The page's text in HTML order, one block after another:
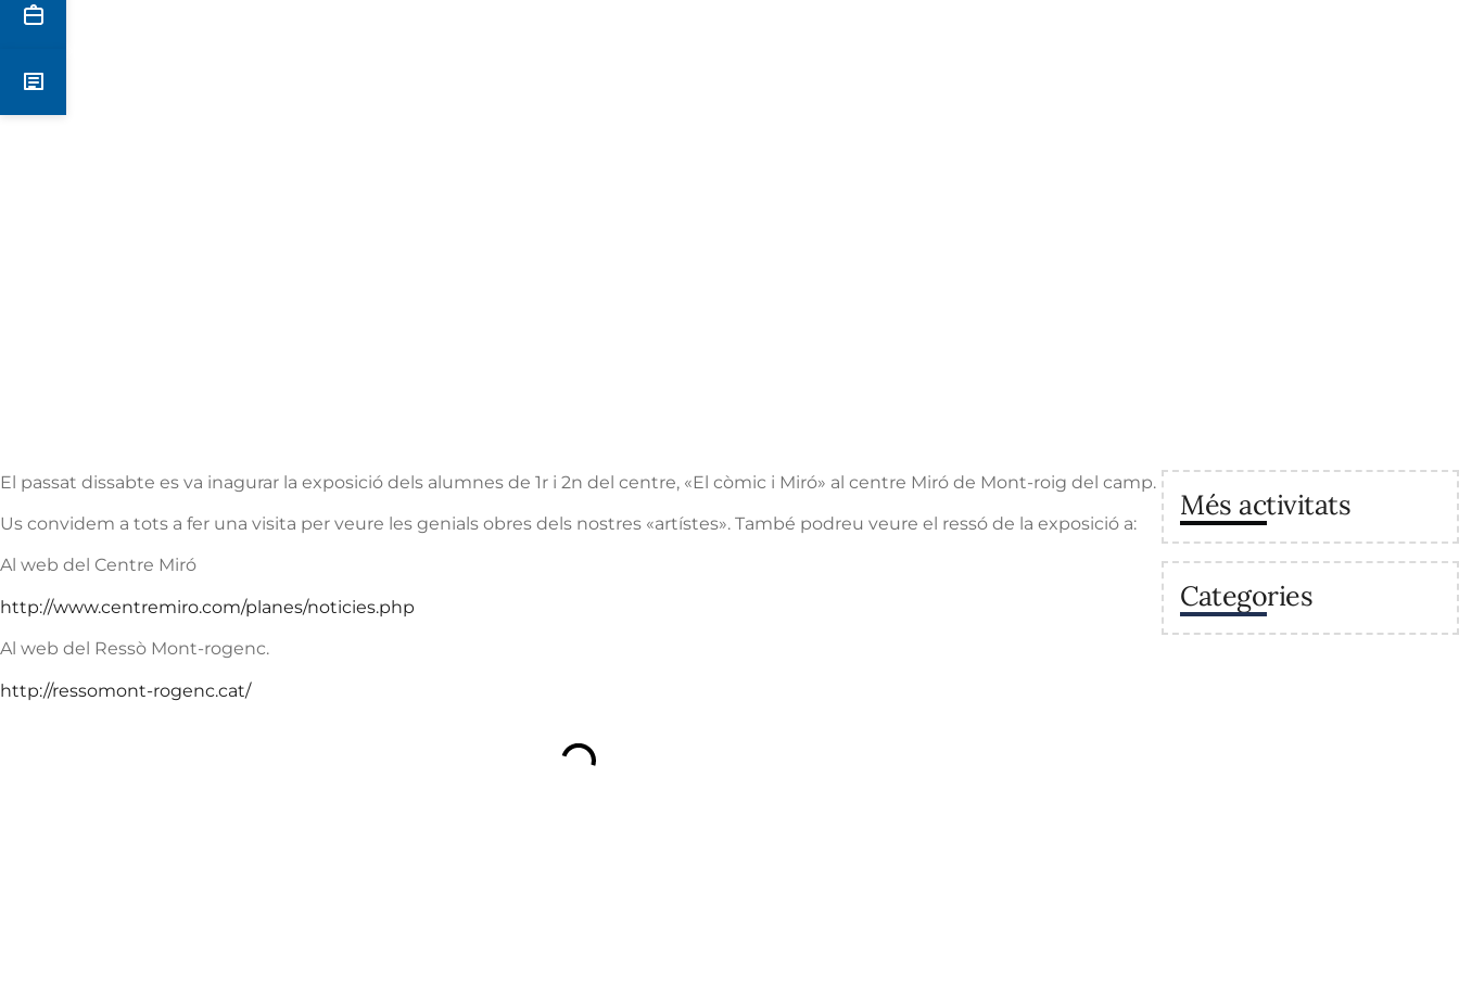
El passat dissabte es va inagurar la exposició dels alumnes de 1r i 2n del centre, «El còmic i Miró» al centre Miró de Mont-roig del camp.
Us convidem a tots a fer una visita per veure les genials obres dels nostres «artístes». També podreu veure el ressó de la exposició a:
Al web del Centre Miró
http://www.centremiro.com/planes/noticies.php
Al web del Ressò Mont-rogenc.
http://ressomont-rogenc.cat/
Més activitats
Categories
Secretaria
Notícies